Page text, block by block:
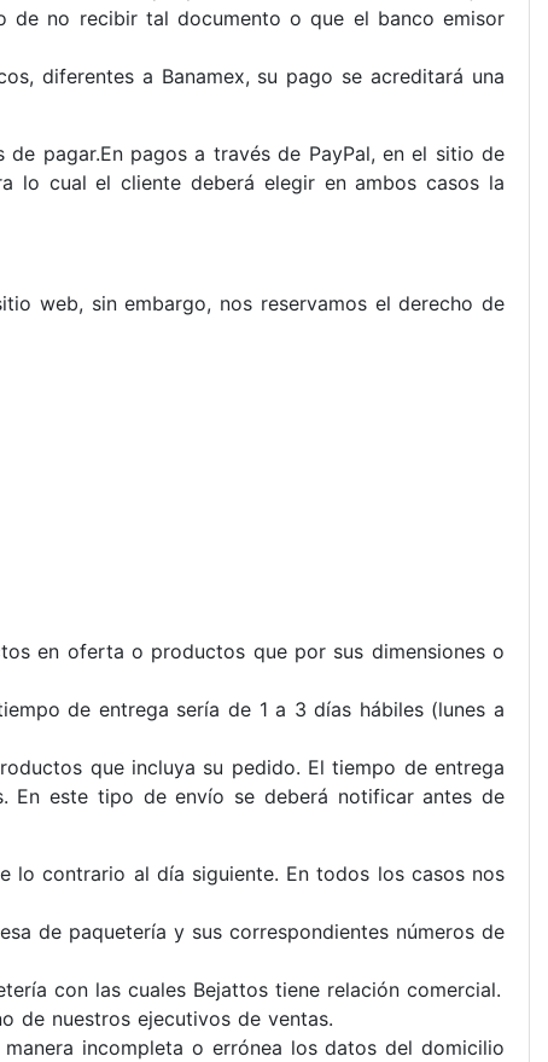
de no recibir tal documento o que el banco emisor
diferentes a Banamex, su pago se acreditará una
pagar.En pagos a través de PayPal, en el sitio de
lo cual el cliente deberá elegir en ambos casos la
web, sin embargo, nos reservamos el derecho de
en oferta o productos que por sus dimensiones o
de entrega sería de 1 a 3 días hábiles (lunes a
que incluya su pedido. El tiempo de entrega
En este tipo de envío se deberá notificar antes de
lo contrario al día siguiente. En todos los casos nos
de paquetería y sus correspondientes números de
con las cuales Bejattos tiene relación comercial.
de nuestros ejecutivos de ventas.
incompleta o errónea los datos del domicilio